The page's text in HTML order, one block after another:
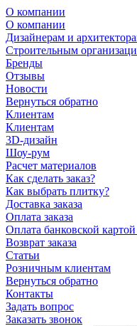
О компании
О компании
Дизайнерам и
Строительным
Бренды
Отзывы
Новости
Вернуться обратно
Клиентам
Клиентам
3D-дизайн
Шоу-рум
Расчет материалов
Как сделать заказ?
Как выбрать плитку?
Доставка заказа
Оплата заказа
Оплата банковской
Возврат заказа
Статьи
Розничным клиентам
Вернуться обратно
Контакты
Задать вопрос
Заказать звонок